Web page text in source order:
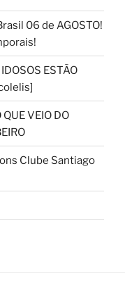
06 de AGOSTO!
ESTÃO
QUE VEIO DO
Clube Santiago